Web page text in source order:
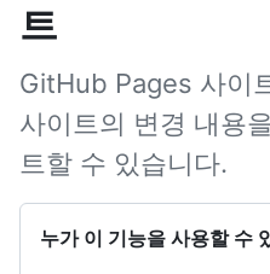
트
GitHub Pages 사이
사이트의 변경 내용
트할 수 있습니다.
누가 이 기능을 사용할 수